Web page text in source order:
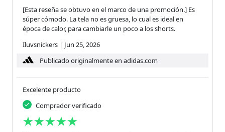
[Esta reseña se obtuvo en el marco de una promoción.] Es
súper cómodo. La tela no es gruesa, lo cual es ideal en
época de calor, para cambiarle un poco a los shorts.
Iluvsnickers | Jun 25, 2026
Publicado originalmente en adidas.com
Excelente producto
Comprador verificado